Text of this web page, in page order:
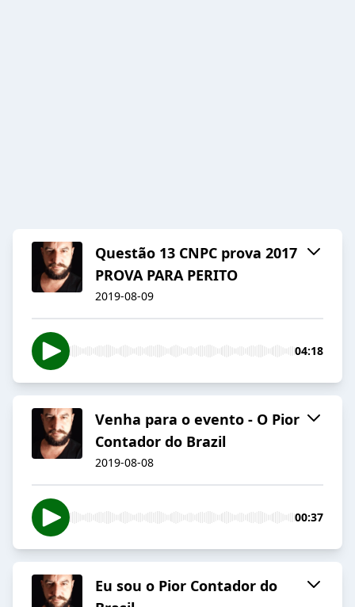
Questão 13 CNPC prova 2017
PROVA PARA PERITO
2019-08-09
04:18
Venha para o evento - O Pior
Contador do Brazil
2019-08-08
00:37
Eu sou o Pior Contador do